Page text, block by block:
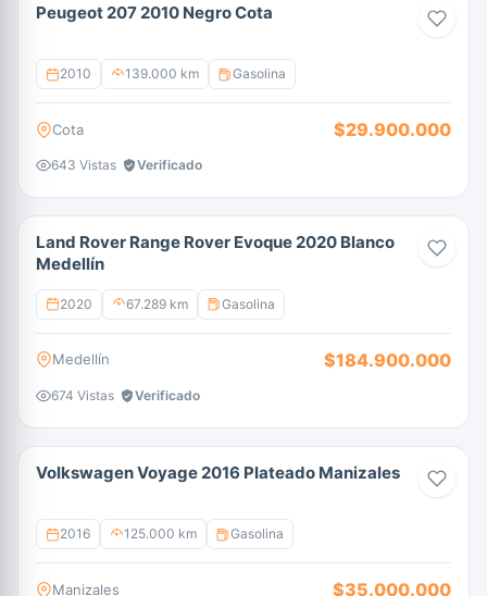
Peugeot 207 2010 Negro Cota
2010 139.000 km Gasolina
Cota $29.900.000
643 Vistas Verificado
Land Rover Range Rover Evoque 2020 Blanco
Medellín
2020 67.289 km Gasolina
Medellín $184.900.000
674 Vistas Verificado
Volkswagen Voyage 2016 Plateado Manizales
2016 125.000 km Gasolina
Manizales $35.000.000